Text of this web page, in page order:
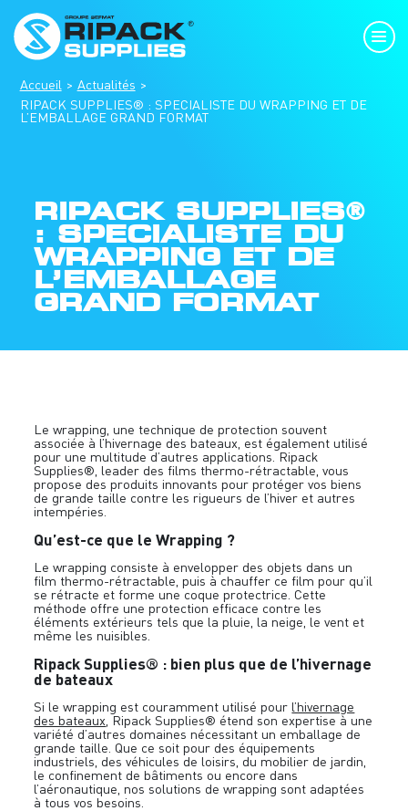
Accueil
Actualités
RIPACK SUPPLIES® : SPECIALISTE DU WRAPPING ET DE
L’EMBALLAGE GRAND FORMAT
RIPACK SUPPLIES®
: SPECIALISTE DU
WRAPPING ET DE
L’EMBALLAGE
GRAND FORMAT
Le wrapping, une technique de protection souvent
associée à l’hivernage des bateaux, est également utilisé
pour une multitude d’autres applications. Ripack
Supplies®, leader des films thermo-rétractable, vous
propose des produits innovants pour protéger vos biens
de grande taille contre les rigueurs de l’hiver et autres
intempéries.
Qu’est-ce que le Wrapping ?
Le wrapping consiste à envelopper des objets dans un
film thermo-rétractable, puis à chauffer ce film pour qu’il
se rétracte et forme une coque protectrice. Cette
méthode offre une protection efficace contre les
éléments extérieurs tels que la pluie, la neige, le vent et
même les nuisibles.
Ripack Supplies® : bien plus que de l’hivernage
de bateaux
Si le wrapping est couramment utilisé pourl’hivernage
des bateaux , Ripack Supplies® étend son expertise à une
variété d’autres domaines nécessitant un emballage de
grande taille. Que ce soit pour des équipements
industriels, des véhicules de loisirs, du mobilier de jardin,
le confinement de bâtiments ou encore dans
l’aéronautique, nos solutions de wrapping sont adaptées
à tous vos besoins.